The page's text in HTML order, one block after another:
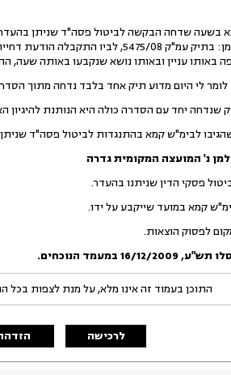
בשעה שדחה הבקשה לביטול פסה"ד שניתן
הגיונית ביותר מהנימוק דלקמן: בתיק
עניין ובאותו נושא שנקבעו באותה שעה,
לי היום מדוע תיק אחד בלבד נדחה מתוך
יחד עם הסדרה כולה היא הנותנת להיגיון
לבימ"ש קמא בהתנגדות לביטול פסה"ד
פסקי הדין שניתנו בהעדר.
קמא במועד שייקבע על ידו.
לפסוק הוצאות.
תש"ע,
16/12/2009 במעמד הנוכחים.
התוכן בעמוד זה אינו מלא, על מנת לצפות בכל
לרכישה